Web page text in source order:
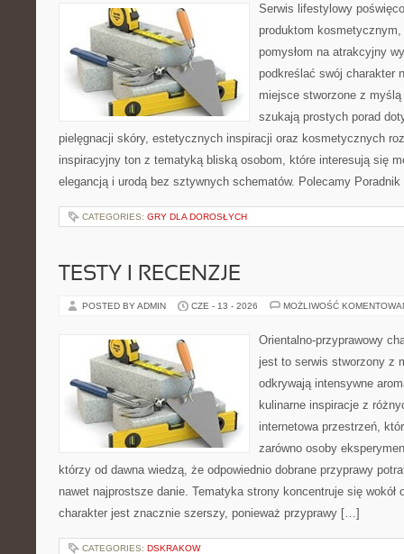
Serwis lifestylowy
produktom
pomysłom na atrakcyjny
podkreślać swój charakter
miejsce stworzone z
szukają prostych porad
pielęgnacji skóry, estetycznych inspiracji oraz kosmetycznych
inspiracyjny ton z tematyką bliską osobom, które interesują się
elegancją i urodą bez sztywnych schematów. Polecamy
CATEGORIES: GRY DLA DOROSŁYCH
TESTY I RECENZJE
POSTED BY ADMIN CZE - 13 - 2026 MOŻLIWOŚĆ
Orientalno-przyprawowy
jest to serwis stworzony z
odkrywają intensywne
kulinarne inspiracje z
internetowa przestrzeń,
zarówno osoby
którzy od dawna wiedzą, że odpowiednio dobrane przyprawy
nawet najprostsze danie. Tematyka strony koncentruje się wokół
charakter jest znacznie szerszy, ponieważ przyprawy […]
CATEGORIES: DSKRAKOW